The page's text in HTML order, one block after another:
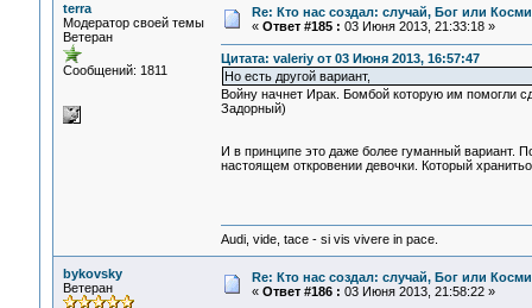
terra
Модератор своей темы
Ветеран
Сообщений: 1811
Re: Кто нас создал: случай, Бог или
« Ответ #185 : 03 Июня 2013, 21:33:18 »
Цитата: valeriy от 03 Июня 2013, 16:57:47
Но есть другой вариант,
Войну начнет Ирак. Бомбой которую им
Задорный)
И в принципе это даже более гуманный вариант.
настоящем откровении девочки. Который
Audi, vide, tace - si vis vivere in pace.
bykovsky
Ветеран
Re: Кто нас создал: случай, Бог или
« Ответ #186 : 03 Июня 2013, 21:58:22 »